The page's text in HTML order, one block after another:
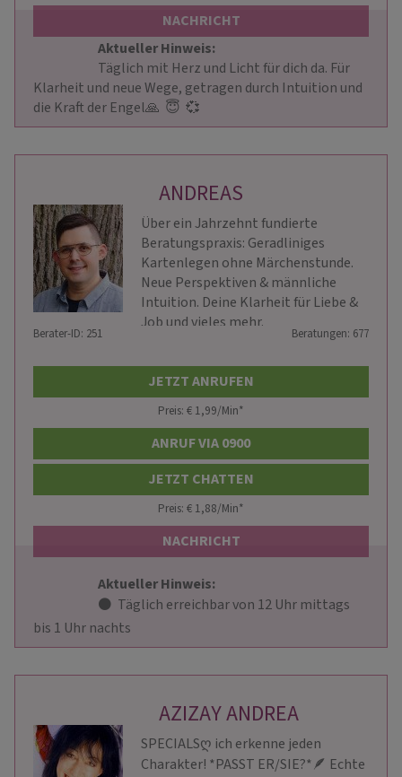
NACHRICHT
Aktueller Hinweis:
Klarheit und neue Wege, getragen durch Intuition und
die Kraft der Engel🙏  😇  💞
ANDREAS
Über ein Jahrzehnt fundierte
Beratungspraxis: Geradliniges
Kartenlegen ohne Märchenstunde.
Neue Perspektiven & männliche
Intuition. Deine Klarheit für Liebe &
Job und vieles mehr.
Berater-ID: 251 Beratungen: 677
JETZT ANRUFEN
Preis: € 1,99/Min*
ANRUF VIA 0900
JETZT CHATTEN
Preis: € 1,88/Min*
NACHRICHT
Aktueller Hinweis:
bis 1 Uhr nachts
AZIZAY ANDREA
SPECIALSღ ich erkenne jeden
Charakter! *PASST ER/SIE?*🪶 Echte